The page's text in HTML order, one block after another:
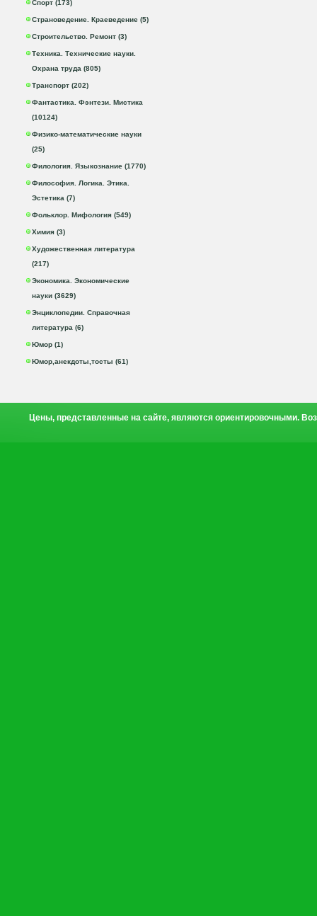
Спорт (173)
Страноведение. Краеведение (5)
Строительство. Ремонт (3)
Техника. Технические науки.
Охрана труда (805)
Транспорт (202)
Фантастика. Фэнтези. Мистика
(10124)
Физико-математические науки
(25)
Филология. Языкознание (1770)
Философия. Логика. Этика.
Эстетика (7)
Фольклор. Мифология (549)
Химия (3)
Художественная литература
(217)
Экономика. Экономические
науки (3629)
Энциклопедии. Справочная
литература (6)
Юмор (1)
Юмор,анекдоты,тосты (61)
Цены, представленные на сайте, являются ориентировочными.